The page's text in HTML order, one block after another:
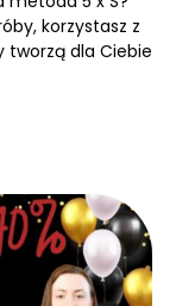
korzystasz z
tworzą dla Ciebie